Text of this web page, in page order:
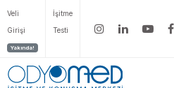
Veli
Girişi
Yakında!
İşitme
Testi